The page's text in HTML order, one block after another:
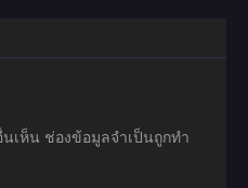
ซับ
เมะ
Slayer:
เห็น ช่องข้อมูลจำเป็นถูกทำ